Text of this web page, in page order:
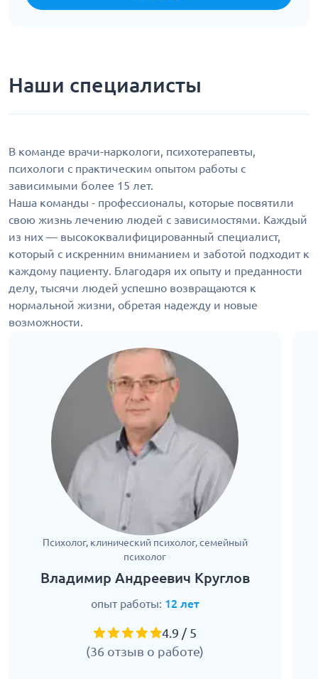
Наши специалисты
В команде врачи-наркологи, психотерапевты,
психологи с практическим опытом работы с
зависимыми более 15 лет.
Наша команды - профессионалы, которые посвятили
свою жизнь лечению людей с зависимостями. Каждый
из них — высококвалифицированный специалист,
который с искренним вниманием и заботой подходит к
каждому пациенту. Благодаря их опыту и преданности
делу, тысячи людей успешно возвращаются к
нормальной жизни, обретая надежду и новые
возможности.
Психолог, клинический психолог, семейный
психолог
Владимир Андреевич Круглов
опыт работы: 12 лет
4.9 / 5
(36 отзыв о работе)